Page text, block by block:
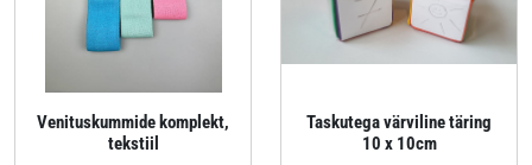
Venituskummide komplekt,
tekstiil
Taskutega värviline täring
10 x 10cm